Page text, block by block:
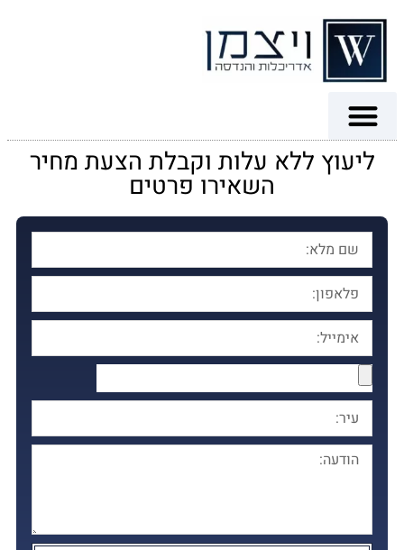
ליעוץ ללא עלות וקבלת הצעת מחיר
השאירו פרטים